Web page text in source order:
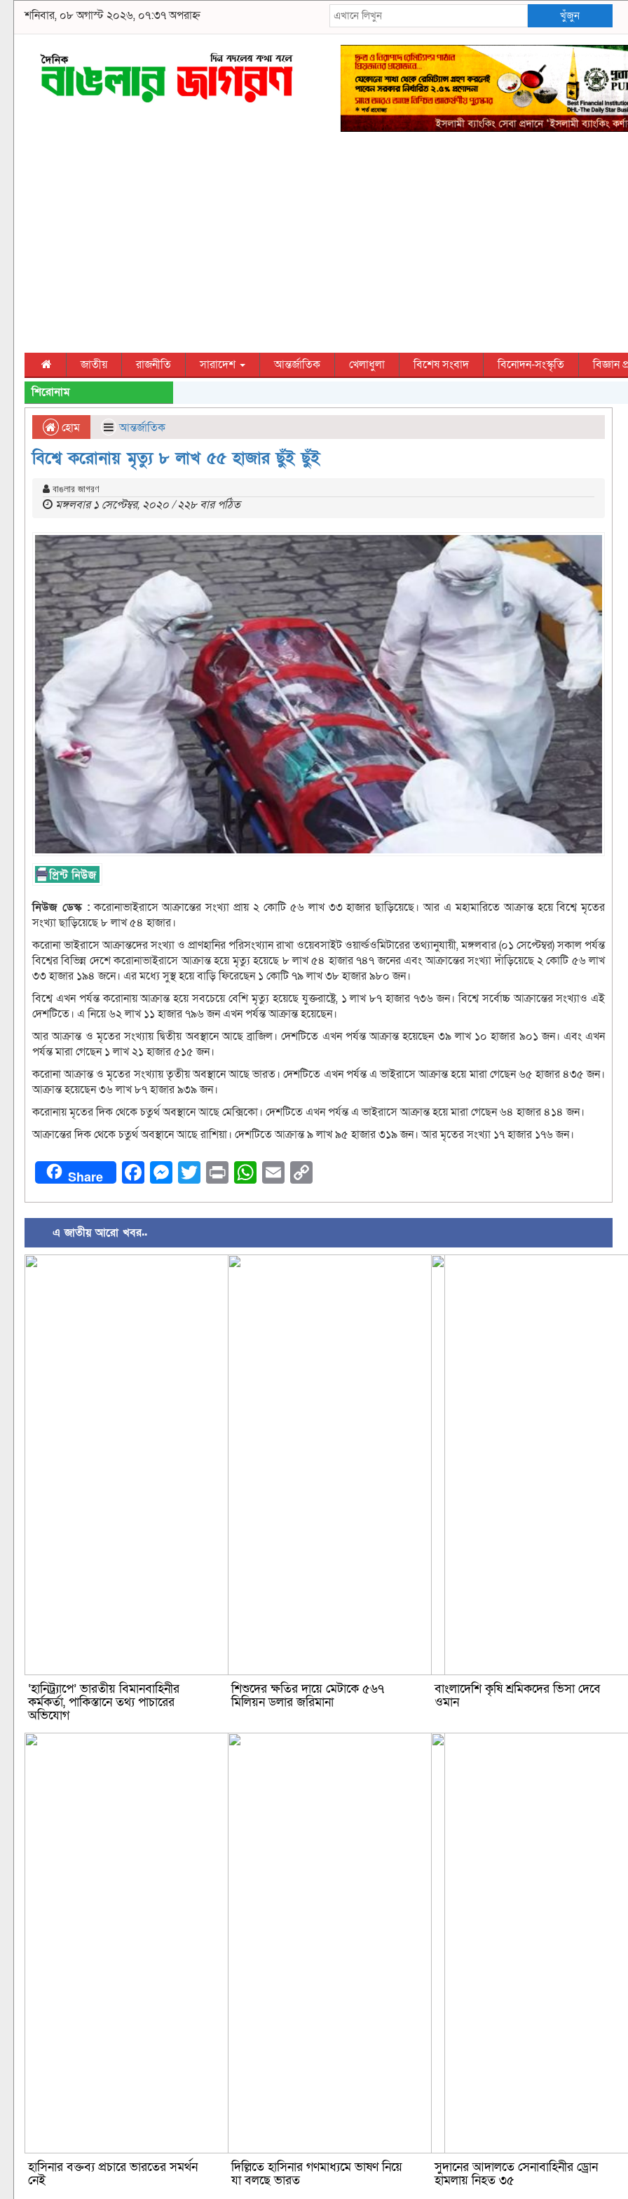
শনিবার, ০৮ অগাস্ট ২০২৬, ০৭:৩৭ অপরাহ্ন খুঁজুন
জাতীয় রাজনীতি সারাদেশ আন্তর্জাতিক খেলাধুলা বিশেষ সংবাদ বিনোদন-সংস্কৃতি বিজ্ঞান
শিরোনাম
হোম আন্তর্জাতিক
বিশ্বে করোনায় মৃত্যু ৮ লাখ ৫৫ হাজার ছুঁই ছুঁই
বাঙলার জাগরণ
মঙ্গলবার ১ সেপ্টেম্বর, ২০২০ / ২২৮ বার পঠিত
নিউজ ডেস্ক :করোনাভাইরাসে আক্রান্তের সংখ্যা প্রায় ২ কোটি ৫৬ লাখ ৩৩ হাজার ছাড়িয়েছে। আর এ মহামারিতে আক্রান্ত হয়ে বিশ্বে মৃতের
সংখ্যা ছাড়িয়েছে ৮ লাখ ৫৪ হাজার।
করোনা ভাইরাসে আক্রান্তদের সংখ্যা ও প্রাণহানির পরিসংখ্যান রাখা ওয়েবসাইট ওয়ার্ল্ডওমিটারের তথ্যানুযায়ী, মঙ্গলবার (০১ সেপ্টেম্বর) সকাল পর্যন্ত
বিশ্বের বিভিন্ন দেশে করোনাভাইরাসে আক্রান্ত হয়ে মৃত্যু হয়েছে ৮ লাখ ৫৪ হাজার ৭৪৭ জনের এবং আক্রান্তের সংখ্যা দাঁড়িয়েছে ২ কোটি ৫৬ লাখ
৩৩ হাজার ১৯৪ জনে। এর মধ্যে সুস্থ হয়ে বাড়ি ফিরেছেন ১ কোটি ৭৯ লাখ ৩৮ হাজার ৯৮০ জন।
বিশ্বে এখন পর্যন্ত করোনায় আক্রান্ত হয়ে সবচেয়ে বেশি মৃত্যু হয়েছে যুক্তরাষ্ট্রে, ১ লাখ ৮৭ হাজার ৭৩৬ জন। বিশ্বে সর্বোচ্চ আক্রান্তের সংখ্যাও এই
দেশটিতে। এ নিয়ে ৬২ লাখ ১১ হাজার ৭৯৬ জন এখন পর্যন্ত আক্রান্ত হয়েছেন।
আর আক্রান্ত ও মৃতের সংখ্যায় দ্বিতীয় অবস্থানে আছে ব্রাজিল। দেশটিতে এখন পর্যন্ত আক্রান্ত হয়েছেন ৩৯ লাখ ১০ হাজার ৯০১ জন। এবং এখন
পর্যন্ত মারা গেছেন ১ লাখ ২১ হাজার ৫১৫ জন।
করোনা আক্রান্ত ও মৃতের সংখ্যায় তৃতীয় অবস্থানে আছে ভারত। দেশটিতে এখন পর্যন্ত এ ভাইরাসে আক্রান্ত হয়ে মারা গেছেন ৬৫ হাজার ৪৩৫ জন।
আক্রান্ত হয়েছেন ৩৬ লাখ ৮৭ হাজার ৯৩৯ জন।
করোনায় মৃতের দিক থেকে চতুর্থ অবস্থানে আছে মেক্সিকো। দেশটিতে এখন পর্যন্ত এ ভাইরাসে আক্রান্ত হয়ে মারা গেছেন ৬৪ হাজার ৪১৪ জন।
আক্রান্তের দিক থেকে চতুর্থ অবস্থানে আছে রাশিয়া। দেশটিতে আক্রান্ত ৯ লাখ ৯৫ হাজার ৩১৯ জন। আর মৃতের সংখ্যা ১৭ হাজার ১৭৬ জন।
Share Facebook
Messenger
Twitter
PrintWhatsApp
Email
Link
এ জাতীয় আরো খবর..
‘হানিট্র্যাপে’ ভারতীয় বিমানবাহিনীর
কর্মকর্তা, পাকিস্তানে তথ্য পাচারের
অভিযোগ
শিশুদের ক্ষতির দায়ে মেটাকে ৫৬৭
মিলিয়ন ডলার জরিমানা
বাংলাদেশি কৃষি শ্রমিকদের ভিসা দেবে
ওমান
হাসিনার বক্তব্য প্রচারে ভারতের সমর্থন
নেই
দিল্লিতে হাসিনার গণমাধ্যমে ভাষণ নিয়ে
যা বলছে ভারত
সুদানের আদালতে সেনাবাহিনীর ড্রোন
হামলায় নিহত ৩৫